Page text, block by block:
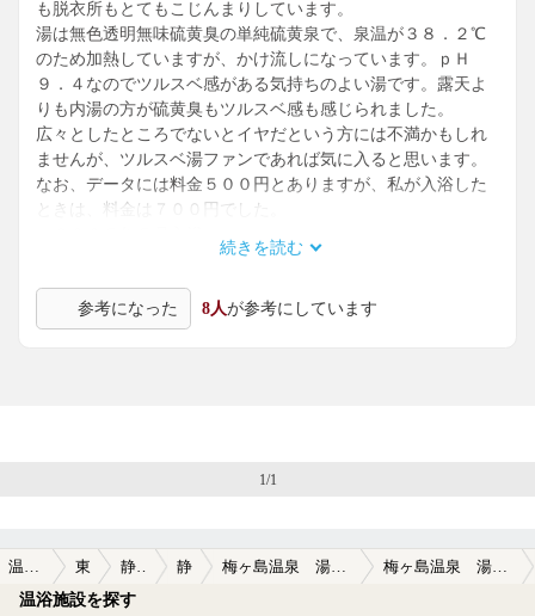
も脱衣所もとてもこじんまりしています。
湯は無色透明無味硫黄臭の単純硫黄泉で、泉温が３８．２℃
のため加熱していますが、かけ流しになっています。ｐＨ
９．４なのでツルスベ感がある気持ちのよい湯です。露天よ
りも内湯の方が硫黄臭もツルスベ感も感じられました。
広々としたところでないとイヤだという方には不満かもしれ
ませんが、ツルスベ湯ファンであれば気に入ると思います。
なお、データには料金５００円とありますが、私が入浴した
ときは、料金は７００円でした。
続きを読む
参考になった 8人が参考にしています
1/1
温泉TOP 静岡県 梅ヶ島温泉 湯元屋（旧 虹乃湯） 梅ヶ島温泉 湯元屋（旧 虹乃湯）の口コミ一覧
温浴施設を探す